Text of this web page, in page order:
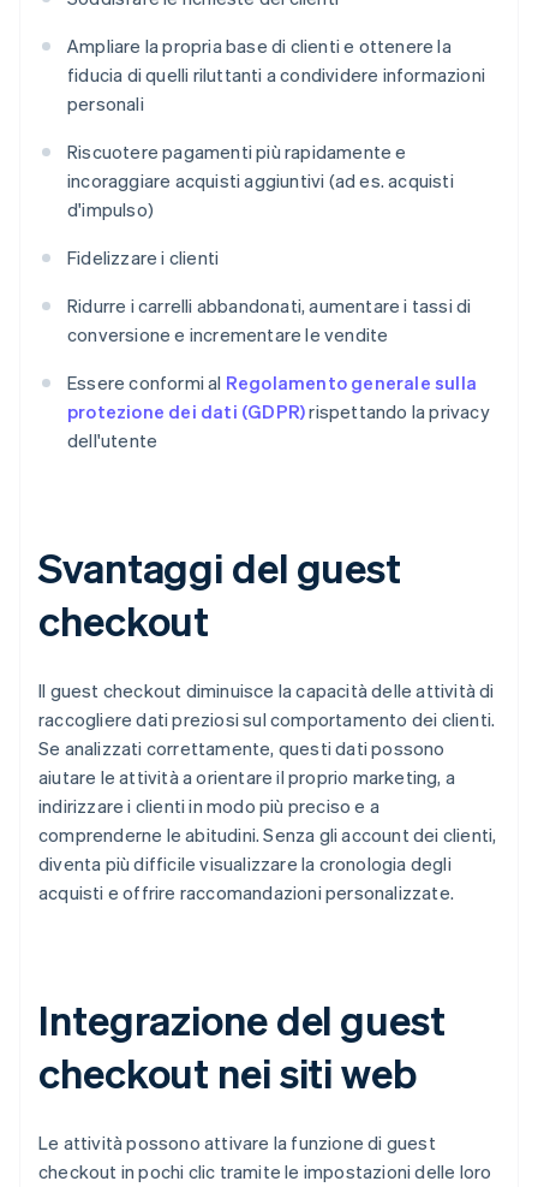
Ampliare la propria base di clienti e ottenere la
fiducia di quelli riluttanti a condividere informazioni
personali
Riscuotere pagamenti più rapidamente e
incoraggiare acquisti aggiuntivi (ad es. acquisti
d'impulso)
Fidelizzare i clienti
Ridurre i carrelli abbandonati, aumentare i tassi di
conversione e incrementare le vendite
Essere conformi al Regolamento generale sulla
protezione dei dati (GDPR)rispettando la privacy
dell'utente
Svantaggi del guest
checkout
Il guest checkout diminuisce la capacità delle attività di
raccogliere dati preziosi sul comportamento dei clienti.
Se analizzati correttamente, questi dati possono
aiutare le attività a orientare il proprio marketing, a
indirizzare i clienti in modo più preciso e a
comprenderne le abitudini. Senza gli account dei clienti,
diventa più difficile visualizzare la cronologia degli
acquisti e offrire raccomandazioni personalizzate.
Integrazione del guest
checkout nei siti web
Le attività possono attivare la funzione di guest
checkout in pochi clic tramite le impostazioni delle loro